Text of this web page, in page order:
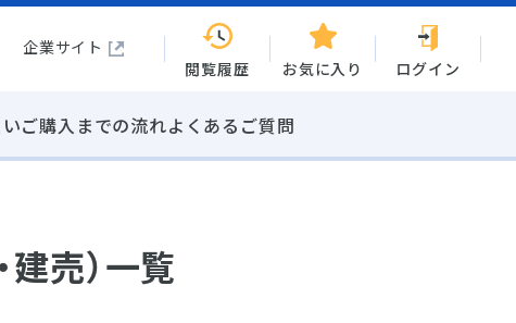
企業サイト
閲覧履歴
お気に入り ログイン
ご購入までの流れよくあるご質問
売）一覧